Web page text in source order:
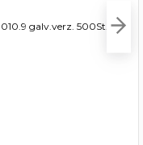
galv.verz. 500St.